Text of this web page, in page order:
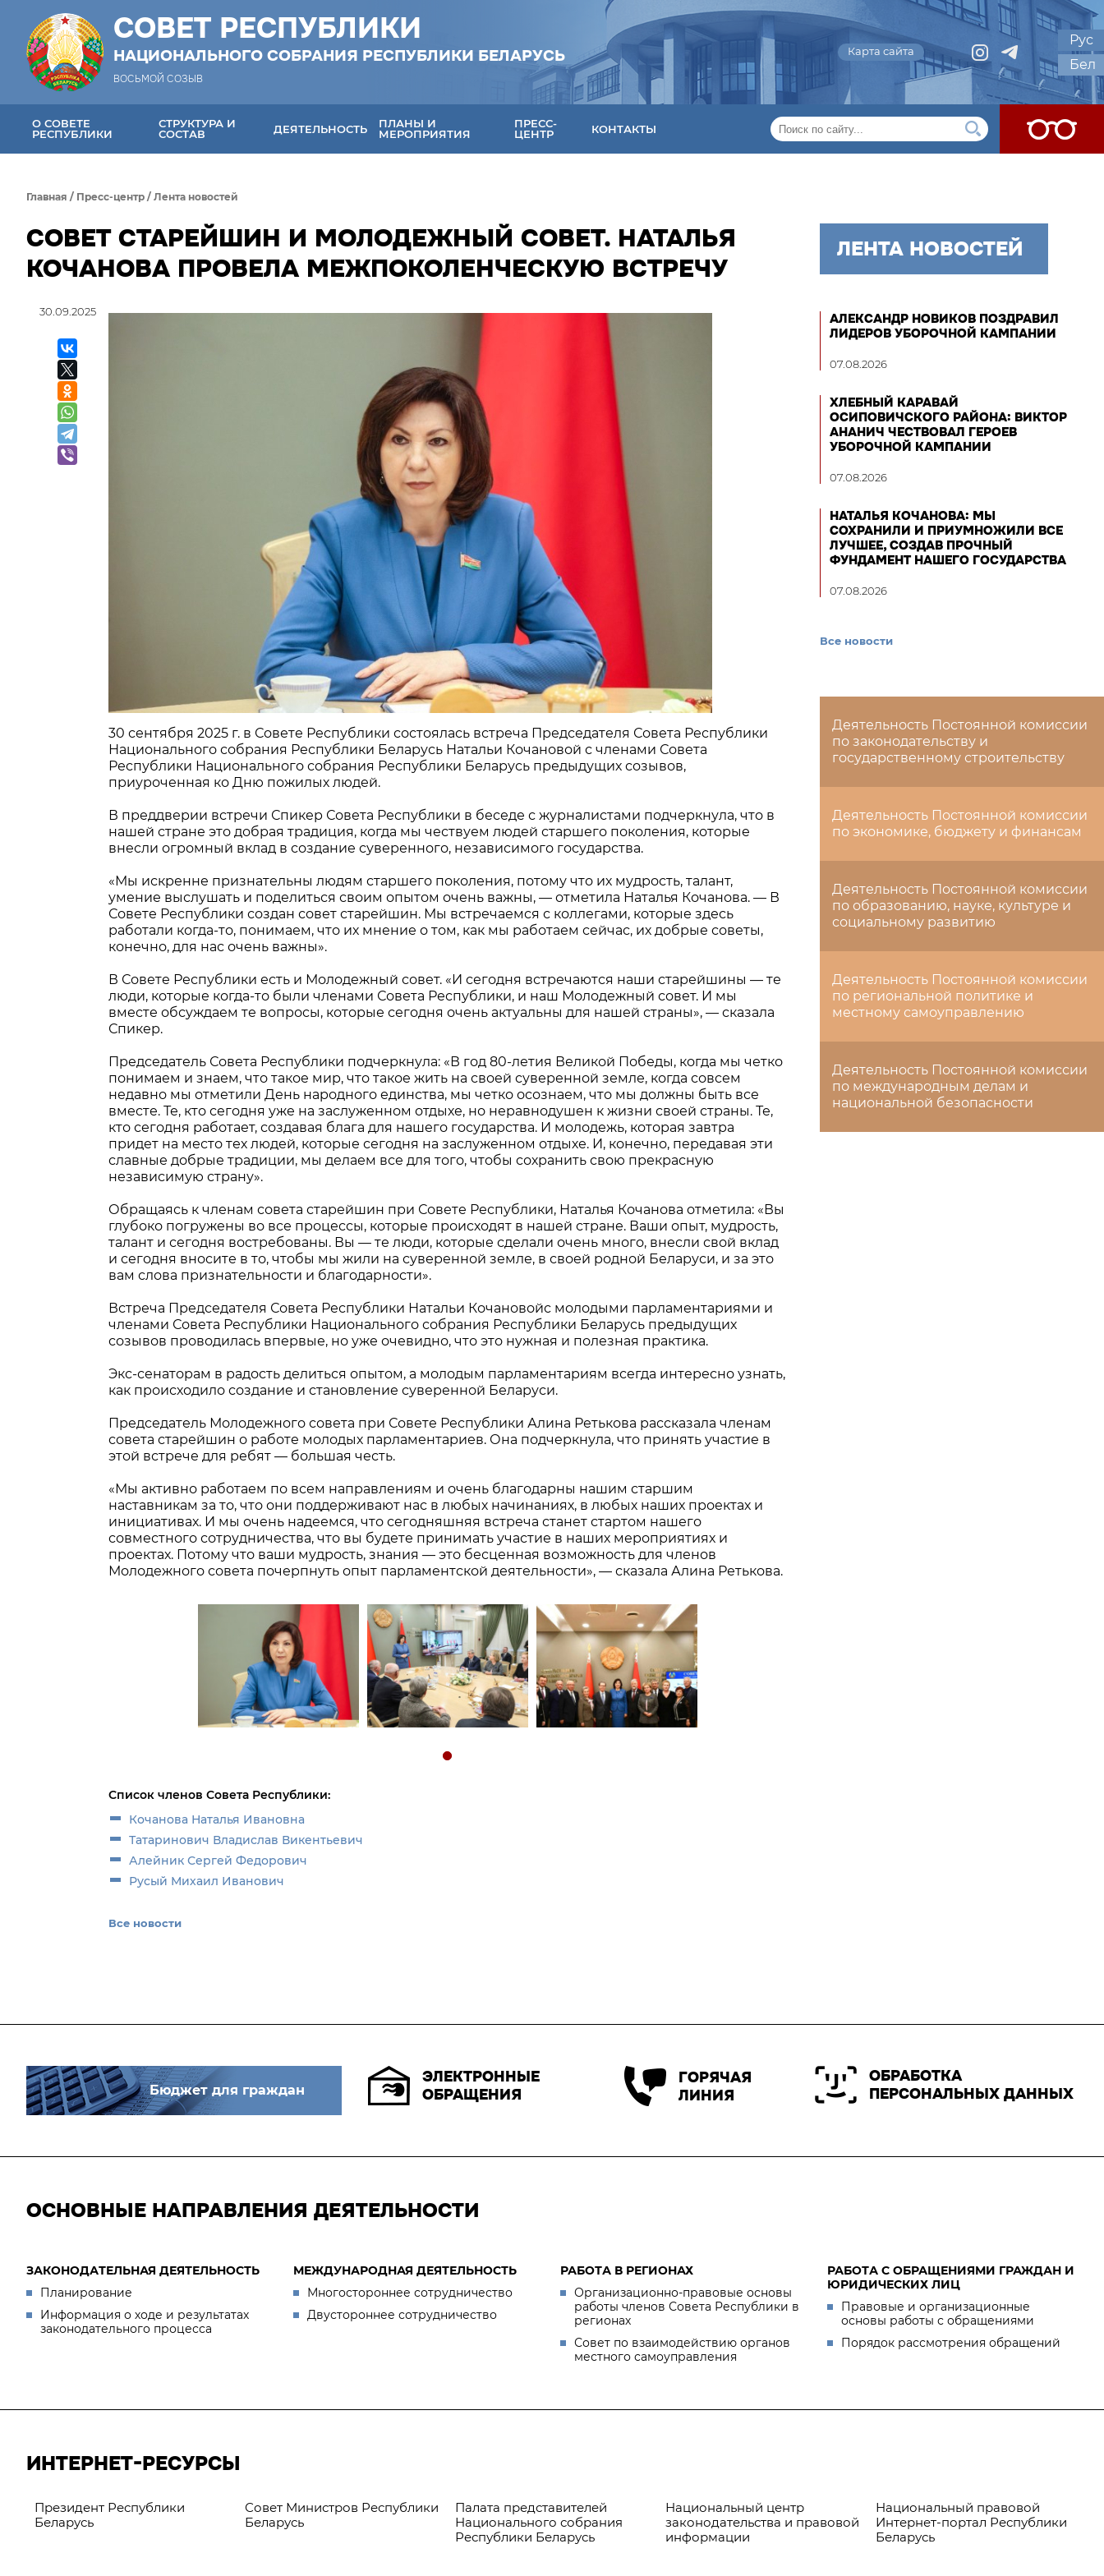
СОВЕТ РЕСПУБЛИКИ
НАЦИОНАЛЬНОГО СОБРАНИЯ РЕСПУБЛИКИ БЕЛАРУСЬ
ВОСЬМОЙ СОЗЫВ
Карта сайта
Рус
Бел
О СОВЕТЕ
РЕСПУБЛИКИ
СТРУКТУРА И
СОСТАВ
ДЕЯТЕЛЬНОСТЬ
ПЛАНЫ И
МЕРОПРИЯТИЯ
ПРЕСС-
ЦЕНТР
КОНТАКТЫ
Главная / Пресс-центр / Лента новостей
СОВЕТ СТАРЕЙШИН И МОЛОДЕЖНЫЙ СОВЕТ. НАТАЛЬЯ
КОЧАНОВА ПРОВЕЛА МЕЖПОКОЛЕНЧЕСКУЮ ВСТРЕЧУ
30.09.2025
30 сентября 2025 г. в Совете Республики состоялась встреча Председателя Совета Республики
Национального собрания Республики Беларусь Натальи Кочановой с членами Совета
Республики Национального собрания Республики Беларусь предыдущих созывов,
приуроченная ко Дню пожилых людей.
В преддверии встречи Спикер Совета Республики в беседе с журналистами подчеркнула, что в
нашей стране это добрая традиция, когда мы чествуем людей старшего поколения, которые
внесли огромный вклад в создание суверенного, независимого государства.
«Мы искренне признательны людям старшего поколения, потому что их мудрость, талант,
умение выслушать и поделиться своим опытом очень важны, — отметила Наталья Кочанова. — В
Совете Республики создан совет старейшин. Мы встречаемся с коллегами, которые здесь
работали когда-то, понимаем, что их мнение о том, как мы работаем сейчас, их добрые советы,
конечно, для нас очень важны».
В Совете Республики есть и Молодежный совет. «И сегодня встречаются наши старейшины — те
люди, которые когда-то были членами Совета Республики, и наш Молодежный совет. И мы
вместе обсуждаем те вопросы, которые сегодня очень актуальны для нашей страны», — сказала
Спикер.
Председатель Совета Республики подчеркнула: «В год 80-летия Великой Победы, когда мы четко
понимаем и знаем, что такое мир, что такое жить на своей суверенной земле, когда совсем
недавно мы отметили День народного единства, мы четко осознаем, что мы должны быть все
вместе. Те, кто сегодня уже на заслуженном отдыхе, но неравнодушен к жизни своей страны. Те,
кто сегодня работает, создавая блага для нашего государства. И молодежь, которая завтра
придет на место тех людей, которые сегодня на заслуженном отдыхе. И, конечно, передавая эти
славные добрые традиции, мы делаем все для того, чтобы сохранить свою прекрасную
независимую страну».
Обращаясь к членам совета старейшин при Совете Республики, Наталья Кочанова отметила: «Вы
глубоко погружены во все процессы, которые происходят в нашей стране. Ваши опыт, мудрость,
талант и сегодня востребованы. Вы — те люди, которые сделали очень много, внесли свой вклад
и сегодня вносите в то, чтобы мы жили на суверенной земле, в своей родной Беларуси, и за это
вам слова признательности и благодарности».
Встреча Председателя Совета Республики Натальи Кочановойс молодыми парламентариями и
членами Совета Республики Национального собрания Республики Беларусь предыдущих
созывов проводилась впервые, но уже очевидно, что это нужная и полезная практика.
Экс-сенаторам в радость делиться опытом, а молодым парламентариям всегда интересно узнать,
как происходило создание и становление суверенной Беларуси.
Председатель Молодежного совета при Совете Республики Алина Ретькова рассказала членам
совета старейшин о работе молодых парламентариев. Она подчеркнула, что принять участие в
этой встрече для ребят — большая честь.
«Мы активно работаем по всем направлениям и очень благодарны нашим старшим
наставникам за то, что они поддерживают нас в любых начинаниях, в любых наших проектах и
инициативах. И мы очень надеемся, что сегодняшняя встреча станет стартом нашего
совместного сотрудничества, что вы будете принимать участие в наших мероприятиях и
проектах. Потому что ваши мудрость, знания — это бесценная возможность для членов
Молодежного совета почерпнуть опыт парламентской деятельности», — сказала Алина Ретькова.
Список членов Совета Республики:
Кочанова Наталья Ивановна
Татаринович Владислав Викентьевич
Алейник Сергей Федорович
Русый Михаил Иванович
Все новости
ЛЕНТА НОВОСТЕЙ
АЛЕКСАНДР НОВИКОВ ПОЗДРАВИЛ
ЛИДЕРОВ УБОРОЧНОЙ КАМПАНИИ
07.08.2026
ХЛЕБНЫЙ КАРАВАЙ
ОСИПОВИЧСКОГО РАЙОНА: ВИКТОР
АНАНИЧ ЧЕСТВОВАЛ ГЕРОЕВ
УБОРОЧНОЙ КАМПАНИИ
07.08.2026
НАТАЛЬЯ КОЧАНОВА: МЫ
СОХРАНИЛИ И ПРИУМНОЖИЛИ ВСЕ
ЛУЧШЕЕ, СОЗДАВ ПРОЧНЫЙ
ФУНДАМЕНТ НАШЕГО ГОСУДАРСТВА
07.08.2026
Все новости
Деятельность Постоянной комиссии
по законодательству и
государственному строительству
Деятельность Постоянной комиссии
по экономике, бюджету и финансам
Деятельность Постоянной комиссии
по образованию, науке, культуре и
социальному развитию
Деятельность Постоянной комиссии
по региональной политике и
местному самоуправлению
Деятельность Постоянной комиссии
по международным делам и
национальной безопасности
Бюджет для граждан
ЭЛЕКТРОННЫЕ
ОБРАЩЕНИЯ
ГОРЯЧАЯ
ЛИНИЯ
ОБРАБОТКА
ПЕРСОНАЛЬНЫХ ДАННЫХ
ОСНОВНЫЕ НАПРАВЛЕНИЯ ДЕЯТЕЛЬНОСТИ
ЗАКОНОДАТЕЛЬНАЯ ДЕЯТЕЛЬНОСТЬ
Планирование
Информация о ходе и результатах
законодательного процесса
МЕЖДУНАРОДНАЯ ДЕЯТЕЛЬНОСТЬ
Многостороннее сотрудничество
Двустороннее сотрудничество
РАБОТА В РЕГИОНАХ
Организационно-правовые основы
работы членов Совета Республики в
регионах
Совет по взаимодействию органов
местного самоуправления
РАБОТА С ОБРАЩЕНИЯМИ ГРАЖДАН И
ЮРИДИЧЕСКИХ ЛИЦ
Правовые и организационные
основы работы с обращениями
Порядок рассмотрения обращений
ИНТЕРНЕТ-РЕСУРСЫ
Президент Республики
Беларусь
Совет Министров Республики
Беларусь
Палата представителей
Национального собрания
Республики Беларусь
Национальный центр
законодательства и правовой
информации
Национальный правовой
Интернет-портал Республики
Беларусь